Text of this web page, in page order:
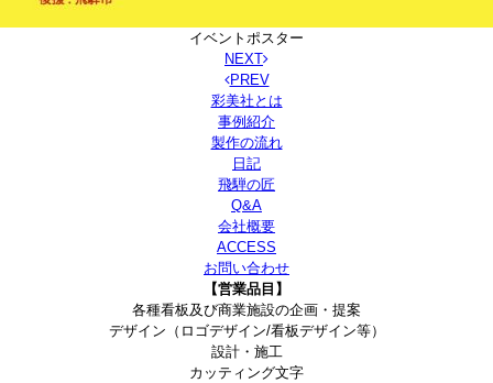
イベントポスター
NEXT
PREV
彩美社とは
事例紹介
製作の流れ
日記
飛騨の匠
Q&A
会社概要
ACCESS
お問い合わせ
【営業品目】
各種看板及び商業施設の企画・提案
デザイン（ロゴデザイン/看板デザイン等）
設計・施工
カッティング文字